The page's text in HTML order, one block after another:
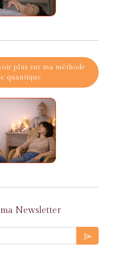
plus sur ma méthode
quantique
Newsletter